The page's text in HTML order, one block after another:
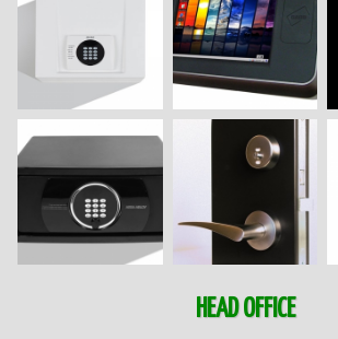
HEAD OFFICE